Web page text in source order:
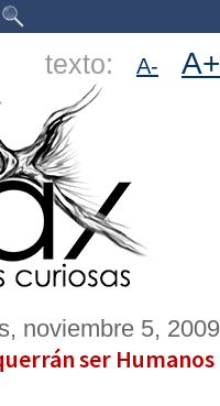
texto: A- A+
noviembre 5, 2009
ser Humanos